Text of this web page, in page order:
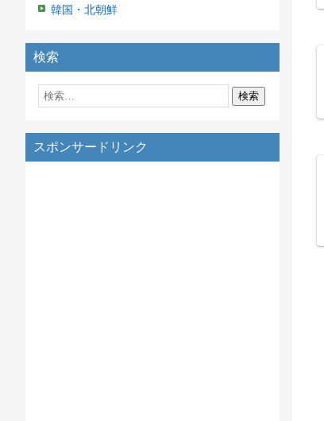
韓国・北朝鮮
検索
スポンサードリンク